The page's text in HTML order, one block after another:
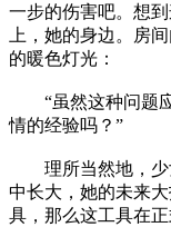
一步的伤害吧。想
上，她的身边。房
的暖色灯光：
“虽然这种问题
情的经验吗？”
理所当然地，少
中长大，她的未来
具，那么这工具在